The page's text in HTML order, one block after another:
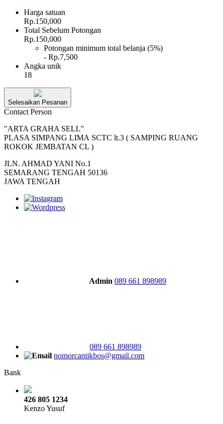
Harga satuan
Rp.150,000
Total Sebelum Potongan
Rp.150,000
Potongan minimum total belanja (5%)
- Rp.7,500
Angka unik
18
Selesaikan Pesanan
Contact Person
"ARTA GRAHA SELL"
PLASA SIMPANG LIMA SCTC lt.3 ( SAMPING RUANG
ROKOK JEMBATAN CL )
JLN. AHMAD YANI No.1
SEMARANG TENGAH 50136
JAWA TENGAH
Admin 089 661 898989
089 661 898989
nomorcantikbos@gmail.com
Bank
426 805 1234
Kenzo Yusuf